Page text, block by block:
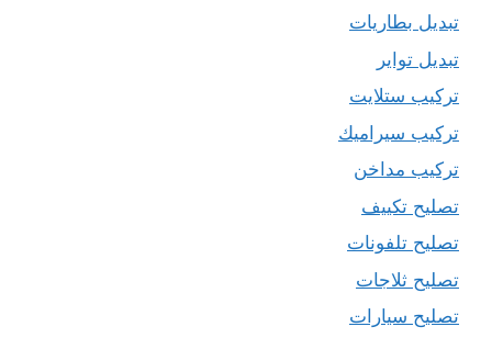
تبديل بطاريات
تبديل تواير
تركيب ستلايت
تركيب سيراميك
تركيب مداخن
تصليح تكييف
تصليح تلفونات
تصليح ثلاجات
تصليح سيارات